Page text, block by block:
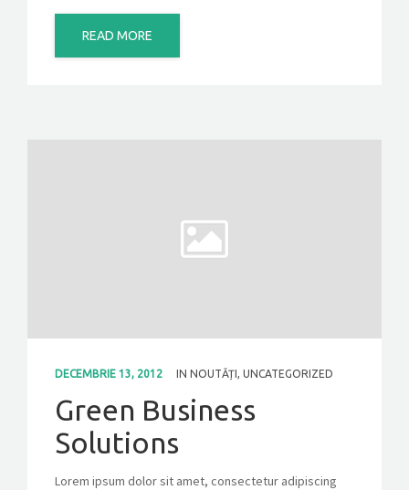
READ MORE
DECEMBRIE 13, 2012 IN NOUTĂȚI, UNCATEGORIZED
Green Business
Solutions
Lorem ipsum dolor sit amet, consectetur adipiscing